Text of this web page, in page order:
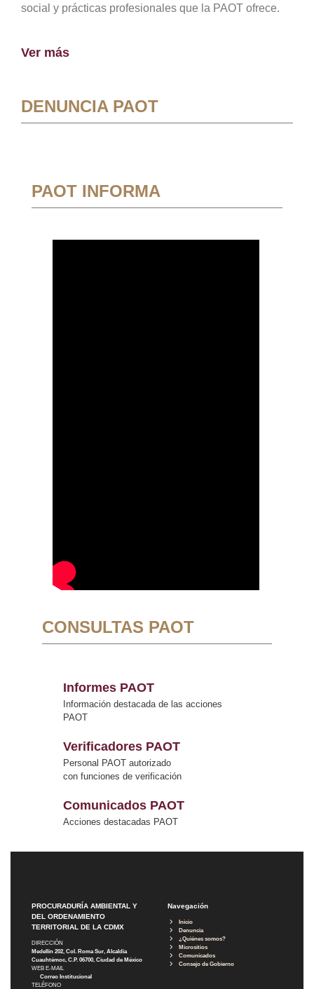
social y prácticas profesionales que la PAOT ofrece.
Ver más
DENUNCIA PAOT
PAOT INFORMA
CONSULTAS PAOT
Informes PAOT
Información destacada de las acciones
PAOT
Verificadores PAOT
Personal PAOT autorizado
con funciones de verificación
Comunicados PAOT
Acciones destacadas PAOT
PROCURADURÍA AMBIENTAL Y
DEL ORDENAMIENTO
TERRITORIAL DE LA CDMX
DIRECCIÓN
Medellín 202, Col. Roma Sur, Alcaldía
Cuauhtémoc, C.P. 06700, Ciudad de México
WEB E-MAIL
Correo Institucional
TELÉFONO
Navegación
Inicio
Denuncia
¿Quiénes somos?
Micrositios
Comunicados
Consejo de Gobierno